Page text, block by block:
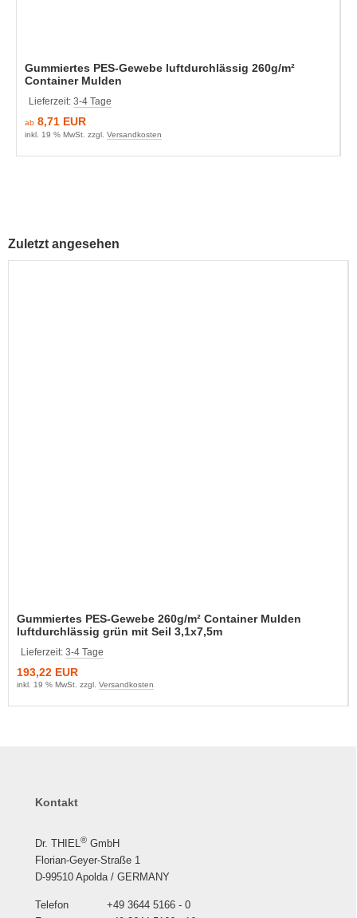
Gummiertes PES-Gewebe luftdurchlässig 260g/m²
Container Mulden
Lieferzeit: 3-4 Tage
ab 8,71 EUR
inkl. 19 % MwSt. zzgl. Versandkosten
Zuletzt angesehen
Gummiertes PES-Gewebe 260g/m² Container Mulden
luftdurchlässig grün mit Seil 3,1x7,5m
Lieferzeit: 3-4 Tage
193,22 EUR
inkl. 19 % MwSt. zzgl. Versandkosten
Kontakt
Dr. THIEL® GmbH
Florian-Geyer-Straße 1
D-99510 Apolda / GERMANY
Telefon
+49 3644 5166 - 0